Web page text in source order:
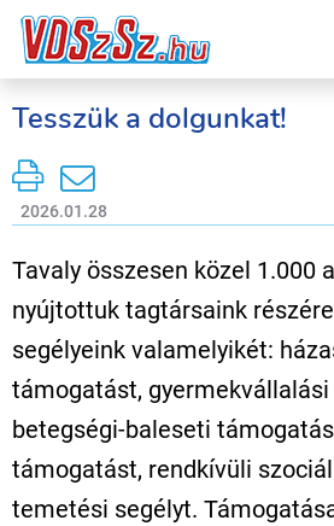
Tesszük a dolgunkat!
2026.01.28
Tavaly összesen közel 1.000
nyújtottuk tagtársaink
segélyeink valamelyikét:
támogatást,
betegségi-baleseti
támogatást, rendkívüli
temetési segélyt.